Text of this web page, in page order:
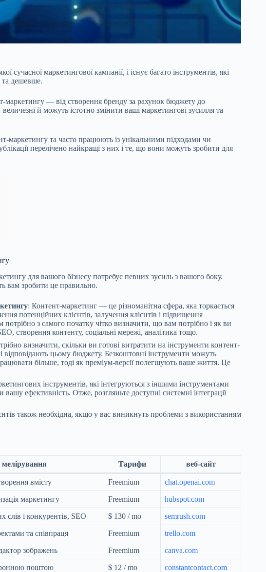
сучасної маркетингової кампанії, і існує багато інструментів, які
дешевше.
маркетингу — від створення бренду за рахунок бюджету до
й можуть істотно змінити ваші маркетингові зусилля та
маркетингу та часто працюють із унікальними підходами чи
перелічено найкращі з них і те, що вони можуть зробити для
для вашого бізнесу потребує певних зусиль з вашого боку.
вам зробити це правильно.
: Контент-маркетинг — це різноманітна сфера, яка торкається
потенційних клієнтів, залучення клієнтів і підвищення
з самого початку чітко визначити, що вам потрібно і як ви
створення контенту, соціальні мережі, аналітика тощо.
визначити, скільки ви готові витратити на інструменти контент-
відповідають цьому бюджету. Безкоштовні інструменти можуть
більше, тоді як преміум-версії полегшують ваше життя. Це
інструментів, які інтегруються з іншими інструментами
ефективність. Отже, розгляньте доступні системні інтеграції
також необхідна, якщо у вас виникнуть проблеми з використанням
мелірування Тарифи веб-сайт
вмісту Freemium chat.openai.com
маркетингу Freemium hubspot.com
слів і конкурентів, SEO $ 130 / mo semrush.com
та співпраця Freemium trello.com
зображень Freemium canva.com
поштою $ 12 / mo constantcontact.com